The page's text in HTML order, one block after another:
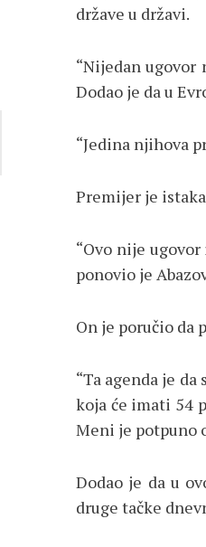
države u državi.
“Nijedan ugovor
Dodao je da u
“Jedina njihova
Premijer je
“Ovo nije
ponovio je
On je poručio da
“Ta agenda je
koja će imati 54
Meni je potpuno
Dodao je da u
druge tačke